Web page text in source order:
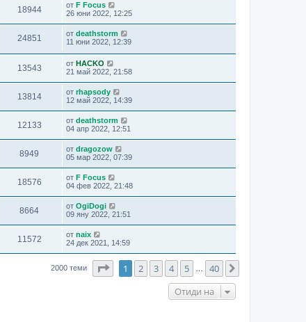
18944 от F Focus
26 юни 2022, 12:25
24851 от deathstorm
11 юни 2022, 12:39
13543 от HACKO
21 май 2022, 21:58
13814 от rhapsody
12 май 2022, 14:39
12133 от deathstorm
04 апр 2022, 12:51
8949 от dragozow
05 мар 2022, 07:39
18576 от F Focus
04 фев 2022, 21:48
8664 от OgiDogi
09 яну 2022, 21:51
11572 от naix
24 дек 2021, 14:59
2000 теми Страница 1 от40
1 2 3 4 5 40
Отиди на